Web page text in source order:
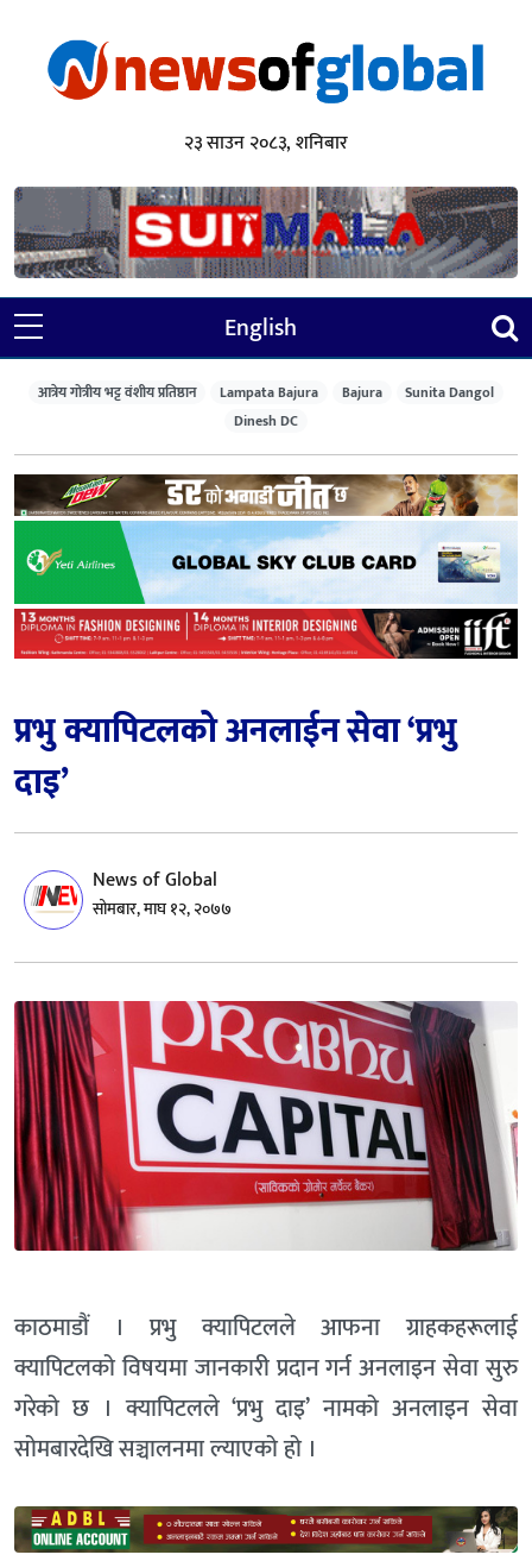
२३ साउन २०८३, शनिबार
English
आत्रेय गोत्रीय भट्ट वंशीय प्रतिष्ठान Lampata Bajura Bajura
Sunita Dangol
Dinesh DC
प्रभु क्यापिटलको अनलाईन सेवा ‘प्रभु
दाइ’
News of Global
सोमबार, माघ १२, २०७७
काठमाडौं । प्रभु क्यापिटलले आफना ग्राहकहरूलाई
क्यापिटलको विषयमा जानकारी प्रदान गर्न अनलाइन सेवा सुरु
गरेको छ । क्यापिटलले ‘प्रभु दाइ’ नामको अनलाइन सेवा
सोमबारदेखि सञ्चालनमा ल्याएको हो ।